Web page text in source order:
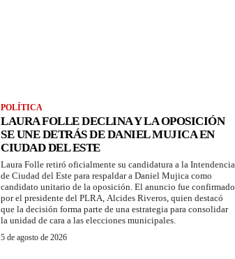
POLÍTICA
LAURA FOLLE DECLINA Y LA OPOSICIÓN
SE UNE DETRÁS DE DANIEL MUJICA EN
CIUDAD DEL ESTE
Laura Folle retiró oficialmente su candidatura a la Intendencia
de Ciudad del Este para respaldar a Daniel Mujica como
candidato unitario de la oposición. El anuncio fue confirmado
por el presidente del PLRA, Alcides Riveros, quien destacó
que la decisión forma parte de una estrategia para consolidar
la unidad de cara a las elecciones municipales.
5 de agosto de 2026